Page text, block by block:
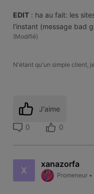
EDIT: ha au fait: les
l'instant (message bad
(Modifié)
N'étant qu'un simple client,
J'aime
0 0
X
xanazorfa
Promeneur •